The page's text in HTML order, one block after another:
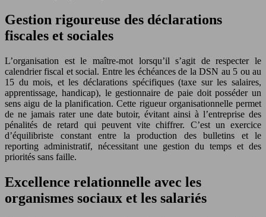
Gestion rigoureuse des déclarations
fiscales et sociales
L’organisation est le maître-mot lorsqu’il s’agit de respecter le
calendrier fiscal et social. Entre les échéances de la DSN au 5 ou au
15 du mois, et les déclarations spécifiques (taxe sur les salaires,
apprentissage, handicap), le gestionnaire de paie doit posséder un
sens aigu de la planification. Cette rigueur organisationnelle permet
de ne jamais rater une date butoir, évitant ainsi à l’entreprise des
pénalités de retard qui peuvent vite chiffrer. C’est un exercice
d’équilibriste constant entre la production des bulletins et le
reporting administratif, nécessitant une gestion du temps et des
priorités sans faille.
Excellence relationnelle avec les
organismes sociaux et les salariés